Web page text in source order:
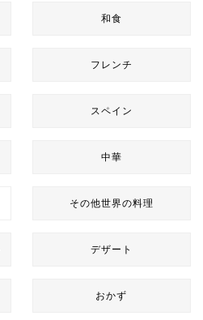
和食
フレンチ
スペイン
中華
その他世界の料理
デザート
おかず